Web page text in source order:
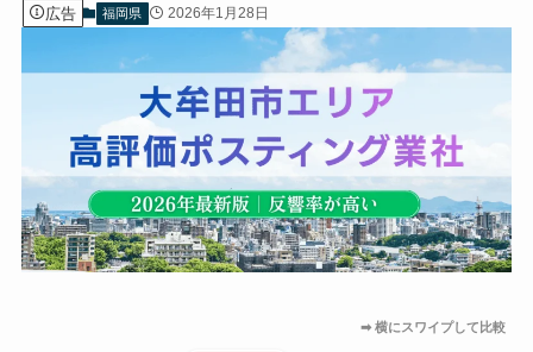
広告 福岡県 2026年1月28日